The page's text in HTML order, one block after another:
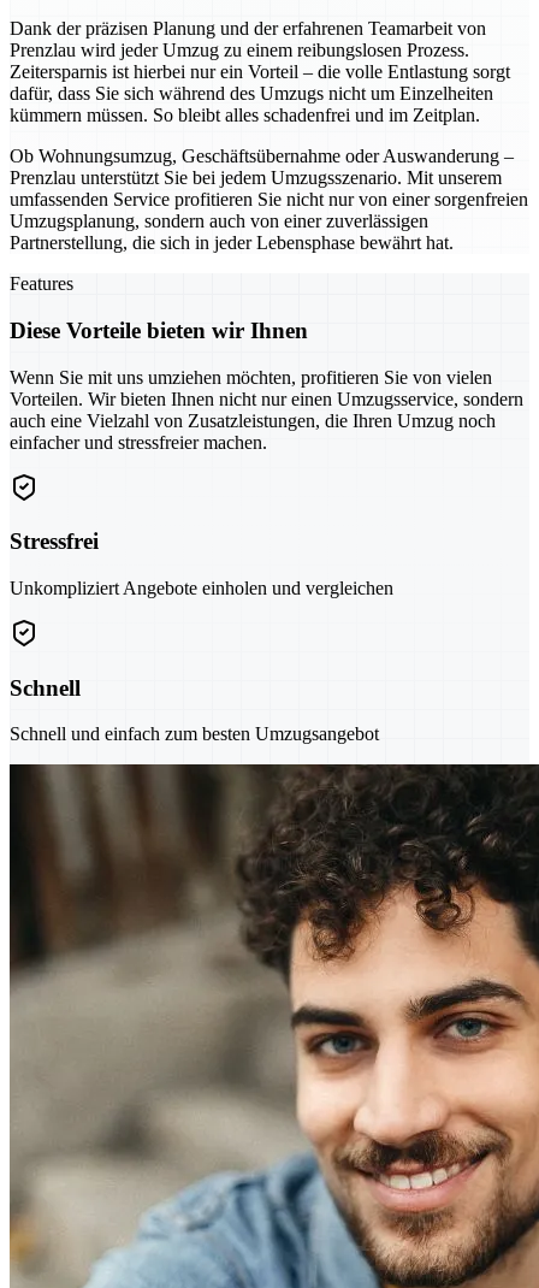
Dank der präzisen Planung und der erfahrenen Teamarbeit von
Prenzlau wird jeder Umzug zu einem reibungslosen Prozess.
Zeitersparnis ist hierbei nur ein Vorteil – die volle Entlastung sorgt
dafür, dass Sie sich während des Umzugs nicht um Einzelheiten
kümmern müssen. So bleibt alles schadenfrei und im Zeitplan.
Ob Wohnungsumzug, Geschäftsübernahme oder Auswanderung –
Prenzlau unterstützt Sie bei jedem Umzugsszenario. Mit unserem
umfassenden Service profitieren Sie nicht nur von einer sorgenfreien
Umzugsplanung, sondern auch von einer zuverlässigen
Partnerstellung, die sich in jeder Lebensphase bewährt hat.
Features
Diese Vorteile bieten wir Ihnen
Wenn Sie mit uns umziehen möchten, profitieren Sie von vielen
Vorteilen. Wir bieten Ihnen nicht nur einen Umzugsservice, sondern
auch eine Vielzahl von Zusatzleistungen, die Ihren Umzug noch
einfacher und stressfreier machen.
Stressfrei
Unkompliziert Angebote einholen und vergleichen
Schnell
Schnell und einfach zum besten Umzugsangebot